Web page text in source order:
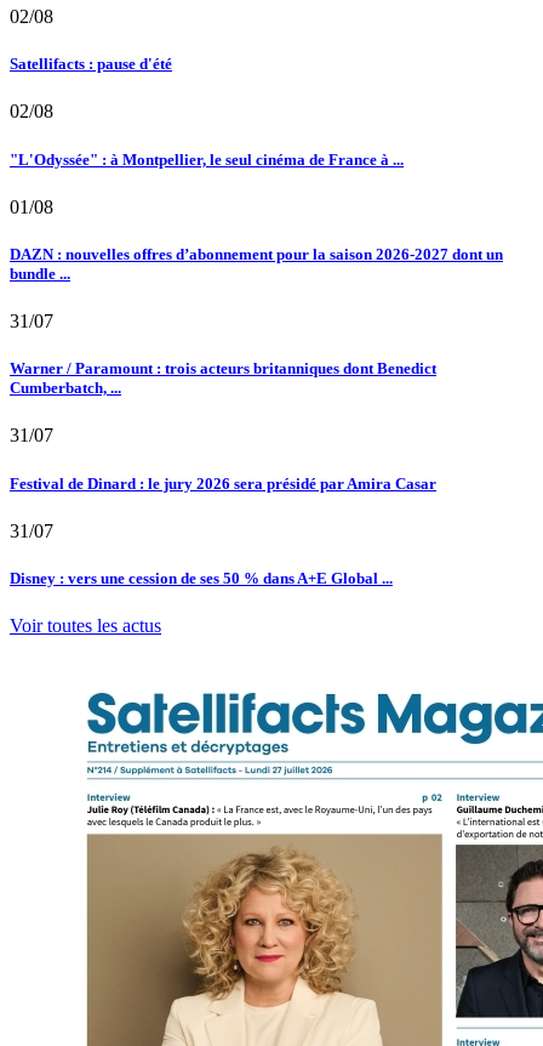
02/08
Satellifacts : pause d'été
02/08
"L'Odyssée" : à Montpellier, le seul cinéma de France à ...
01/08
DAZN : nouvelles offres d’abonnement pour la saison 2026-2027 dont un
bundle ...
31/07
Warner / Paramount : trois acteurs britanniques dont Benedict
Cumberbatch, ...
31/07
Festival de Dinard : le jury 2026 sera présidé par Amira Casar
31/07
Disney : vers une cession de ses 50 % dans A+E Global ...
Voir toutes les actus